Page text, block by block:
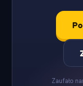
Zaufało